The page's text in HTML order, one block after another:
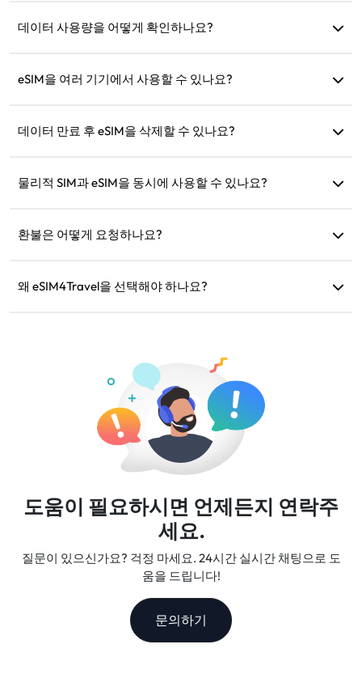
사용할 수 있습니다.
데이터 사용량을 어떻게 확인하나요?
습니다.
eSIM을 여러 기기에서 사용할 수 있나요?
을 위해 고객 지원팀에 문의하세요.
데이터 만료 후 eSIM을 삭제할 수 있나요?
보관할 수도 있습니다.
물리적 SIM과 eSIM을 동시에 사용할 수 있나요?
에서만 모바일 데이터를 활성화하세요.
환불은 어떻게 요청하나요?
있는 경우 환불을 요청할 수 있습니다. 환불은 5~7 영업일 내에
왜 eSIM4Travel을 선택해야 하나요?
도움이 필요하시면 언제든지 연락주
세요.
질문이 있으신가요? 걱정 마세요. 24시간 실시간 채팅으로 도
움을 드립니다!
문의하기